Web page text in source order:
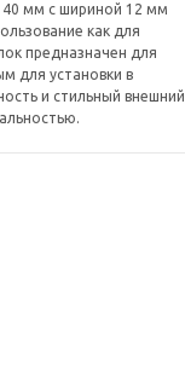
мм с шириной 12 мм
как для
предназначен для
для установки в
и стильный внешний